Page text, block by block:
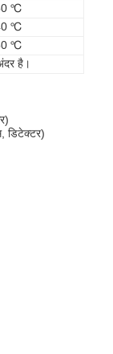
℃
℃
℃
है।
डिटेक्टर)